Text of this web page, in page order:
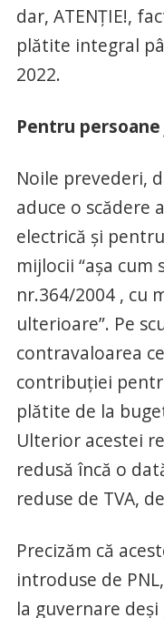
dar, ATENȚIE!,
plătite integral
2022.
Pentru
Noile prevederi,
aduce o scădere
electrică și
mijlocii “așa
nr.364/2004 , cu
ulterioare”. Pe
contravaloarea
contribuției
plătite de la
Ulterior acestei
redusă încă o
reduse de TVA,
Precizăm că
introduse de
la guvernare